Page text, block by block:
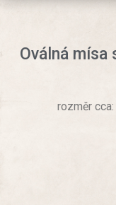
Oválná mísa
rozměr